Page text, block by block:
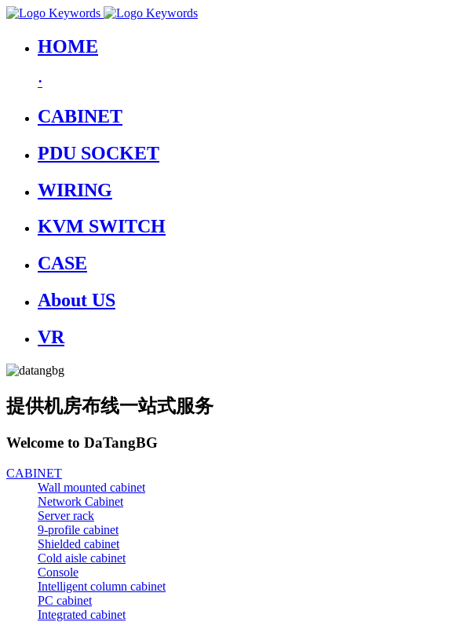
HOME
·
CABINET
PDU SOCKET
WIRING
KVM SWITCH
CASE
About US
VR
提供机房布线一站式服务
Welcome to DaTangBG
CABINET
Wall mounted cabinet
Network Cabinet
Server rack
9-profile cabinet
Shielded cabinet
Cold aisle cabinet
Console
Intelligent column cabinet
PC cabinet
Integrated cabinet